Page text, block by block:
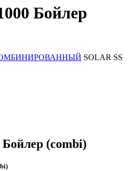
Бойлер
SOLAR SS
Бойлер (combi)